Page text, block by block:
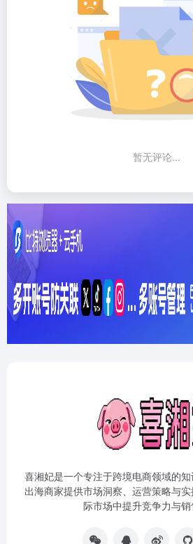
暂无评论...
喜湘妃是一个专注于跨境电商领域的
出海商家提供市场洞察、运营策略与
际市场中提升竞争力与销